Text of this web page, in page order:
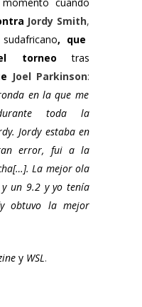
cuando
Jordy Smith,
, que
el torneotras
Joel Parkinson:
en la que me
toda la
Jordy estaba en
error, fui a la
La mejor ola
un 9.2 y yo tenía
obtuvo la mejor
y WSL.